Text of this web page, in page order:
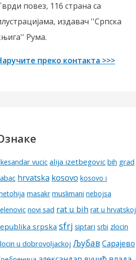
повез, 116 страна са
издавач ''Српска
Рума.
преко контакта >>>
vucic alija izetbegovic bih grad
hrvatska kosovo kosovo i
masakr muslimani nebojsa
novi sad rat u bih rat u hrvatskoj
srpska sfrj siptari srbi zlocin
u dobrovoljackoj Љубав Сарајево